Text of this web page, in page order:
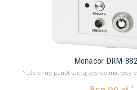
Monacor DRM-
Naścienny panel sterujący do matrycy